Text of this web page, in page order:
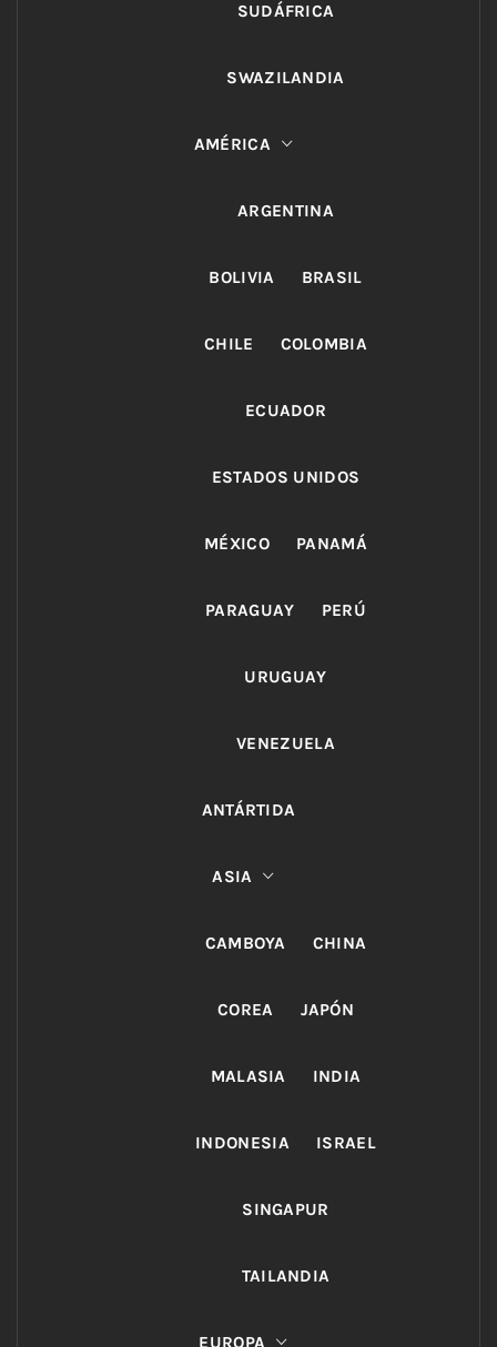
SUDÁFRICA
SWAZILANDIA
AMÉRICA
ARGENTINA
BOLIVIA BRASIL
CHILE COLOMBIA
ECUADOR
ESTADOS UNIDOS
MÉXICO PANAMÁ
PARAGUAY PERÚ
URUGUAY
VENEZUELA
ANTÁRTIDA
ASIA
CAMBOYA CHINA
COREA JAPÓN
MALASIA INDIA
INDONESIA ISRAEL
SINGAPUR
TAILANDIA
EUROPA